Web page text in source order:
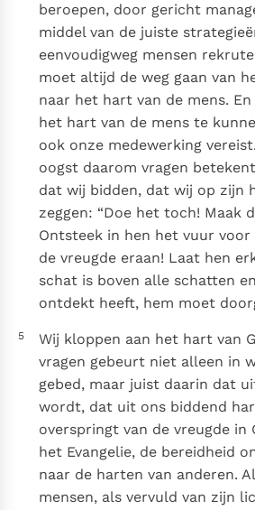
beroepen, door gericht
middel van de juiste
eenvoudigweg mensen
moet altijd de weg gaan van
naar het hart van de mens.
het hart van de mens te
ook onze medewerking
oogst daarom vragen
dat wij bidden, dat wij op zijn
zeggen: “Doe het toch! Maak
Ontsteek in hen het vuur voor
de vreugde eraan! Laat hen
schat is boven alle schatten
ontdekt heeft, hem moet
5
Wij kloppen aan het hart van
vragen gebeurt niet alleen in
gebed, maar juist daarin dat
wordt, dat uit ons biddend
overspringt van de vreugde in
het Evangelie, de bereidheid
naar de harten van anderen.
mensen, als vervuld van zijn